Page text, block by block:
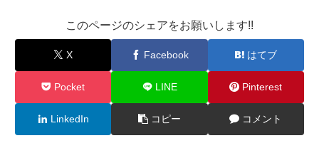
このページのシェアをお願いします!!
X Facebook はてブ
Pocket LINE Pinterest
LinkedIn コピー コメント